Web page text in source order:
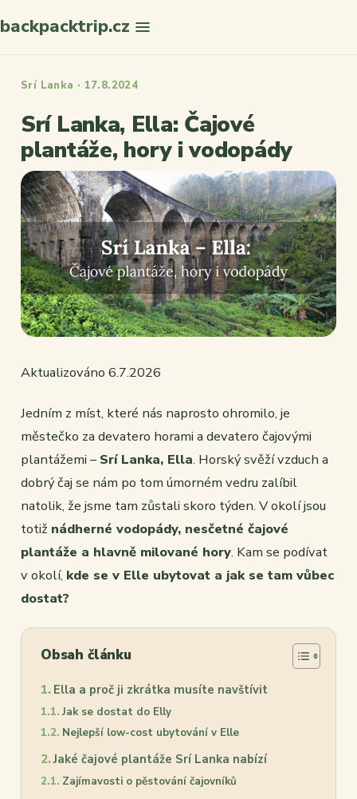
backpacktrip.cz
Srí Lanka · 17.8.2024
Srí Lanka, Ella: Čajové
plantáže, hory i vodopády
Aktualizováno 6.7.2026
Jedním z míst, které nás naprosto ohromilo, je
městečko za devatero horami a devatero čajovými
plantážemi –Srí Lanka, Ella. Horský svěží vzduch a
dobrý čaj se nám po tom úmorném vedru zalíbil
natolik, že jsme tam zůstali skoro týden. V okolí jsou
totiž nádherné vodopády, nesčetné čajové
plantáže a hlavně milované hory. Kam se podívat
v okolí, kde se v Elle ubytovat a jak se tam vůbec
dostat?
Obsah článku
Ella a proč ji zkrátka musíte navštívit
Jak se dostat do Elly
Nejlepší low-cost ubytování v Elle
Jaké čajové plantáže Srí Lanka nabízí
Zajímavosti o pěstování čajovníků